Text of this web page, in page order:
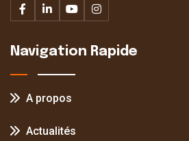
Navigation Rapide
A propos
Actualités